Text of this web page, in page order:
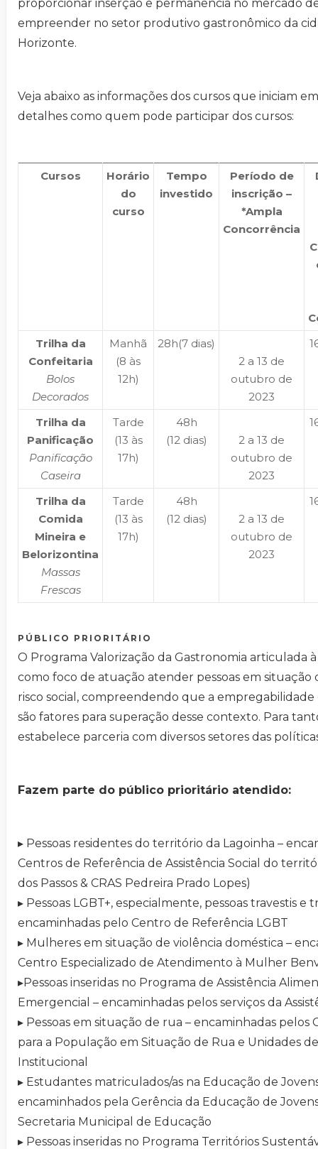
proporcionar inserção e permanência no mercado
empreender no setor produtivo gastronômico da
Horizonte.
Veja abaixo as informações dos cursos que iniciam
detalhes como quem pode participar dos cursos:
Cursos
Horário
do
curso
Tempo
investido
Período de
inscrição –
*Ampla
Concorrência
Trilha da
Confeitaria
Bolos
Decorados
Manhã
(8 às
12h)
28h(7 dias)
2 a 13 de
outubro de
2023
Trilha da
Panificação
Panificação
Caseira
Tarde
(13 às
17h)
48h
(12 dias)
2 a 13 de
outubro de
2023
Trilha da
Comida
Mineira e
Belorizontina
Massas
Frescas
Tarde
(13 às
17h)
48h
(12 dias)
2 a 13 de
outubro de
2023
PÚBLICO PRIORITÁRIO
O Programa Valorização da Gastronomia articulada
como foco de atuação atender pessoas em
risco social, compreendendo que a
são fatores para superação desse contexto. Para
estabelece parceria com diversos setores das
Fazem parte do público prioritário atendido:
▸ Pessoas residentes do território da Lagoinha –
Centros de Referência de Assistência Social do
dos Passos & CRAS Pedreira Prado Lopes)
▸ Pessoas LGBT+, especialmente, pessoas travestis e
encaminhadas pelo Centro de Referência LGBT
▸ Mulheres em situação de violência doméstica –
Centro Especializado de Atendimento à Mulher
▸Pessoas inseridas no Programa de Assistência
Emergencial – encaminhadas pelos serviços da
▸ Pessoas em situação de rua – encaminhadas pelos
para a População em Situação de Rua e Unidades
Institucional
▸ Estudantes matriculados/as na Educação de
encaminhados pela Gerência da Educação de
Secretaria Municipal de Educação
▸ Pessoas inseridas no Programa Territórios